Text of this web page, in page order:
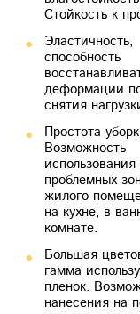
Стойкость к
Эластичность,
способность
деформации
снятия
Простота
Возможность
использования
проблемных
жилого
на кухне, в
комнате.
Большая
гамма
пленок.
нанесения на